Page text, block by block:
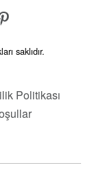
saklıdır.
Politikası